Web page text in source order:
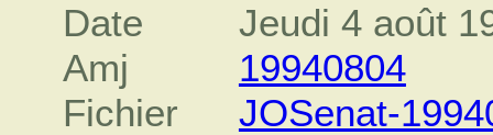
Date
Jeudi 4 août
Amj
19940804
Fichier
JOSenat-